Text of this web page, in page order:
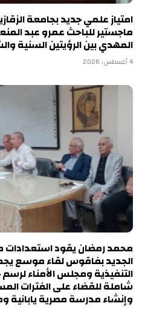
امتياز علمي جديد بجامعة
ماجستير للباحث عمرو عبد
المهدي بين الرؤيتين السنية
4 أغسطس، 2026
محمد رمضان يقود استعدادات
الجديد بفاقوس لقاء موسع
التنفيذية ومجلس الأمناء
شاملة للقضاء على الفترات
وإنشاء مدرسة مصرية